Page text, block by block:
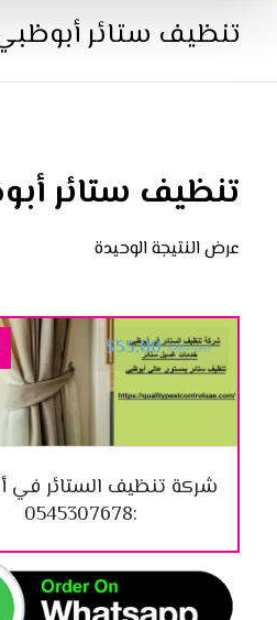
تنظيف ستائر
تنظيف ستائر
عرض النتيجة الوحيدة
شركة تنظيف الستائر في
:0545307678
$80.00
$55.00